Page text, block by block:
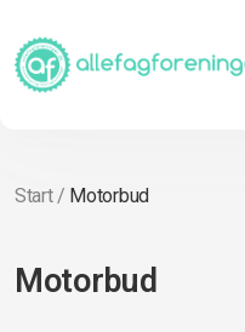
Start/ Motorbud
Motorbud